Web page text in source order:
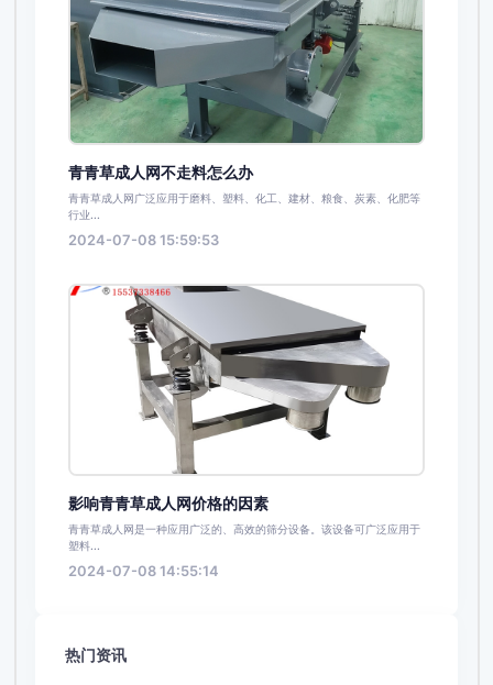
青青草成人网不走料怎么办
青青草成人网广泛应用于磨料、塑料、化工、建材、粮食、炭素、化肥等
行业...
2024-07-08 15:59:53
影响青青草成人网价格的因素
青青草成人网是一种应用广泛的、高效的筛分设备。该设备可广泛应用于
塑料...
2024-07-08 14:55:14
热门资讯